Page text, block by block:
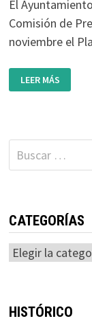
El
Comisión de
noviembre el
PARQUE
EN
LEER MÁS
Buscar:
CATEGORÍAS
Categorías
HISTÓRICO